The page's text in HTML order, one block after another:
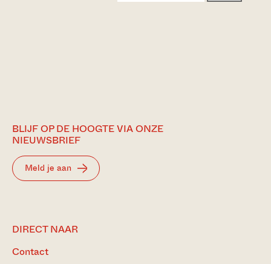
BLIJF OP DE HOOGTE VIA ONZE
NIEUWSBRIEF
Meld je aan
DIRECT NAAR
Contact